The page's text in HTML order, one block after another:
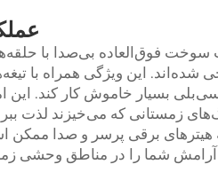
سوخت فوق‌العاده بی‌صدا با
این ویژگی همراه با
بسیار خاموش کار کند. این امر
زمستانی که می‌خیزند لذت
هیترهای برقی پرسر و صدا ممکن
آرامش شما را در مناطق وحشی